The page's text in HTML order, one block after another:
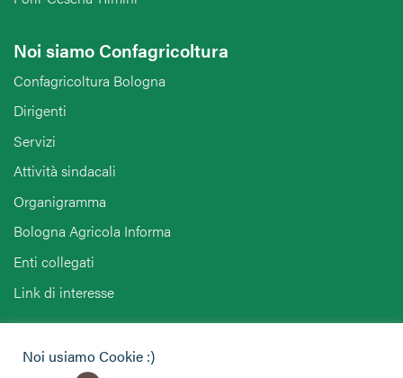
Noi siamo Confagricoltura
Confagricoltura Bologna
Dirigenti
Servizi
Attività sindacali
Organigramma
Bologna Agricola Informa
Enti collegati
Link di interesse
Noi usiamo Cookie :)